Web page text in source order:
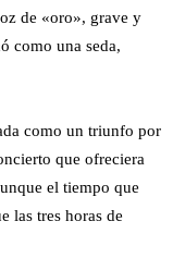
de «oro», grave y
como una seda,
como un triunfo por
que ofreciera
el tiempo que
las tres horas de